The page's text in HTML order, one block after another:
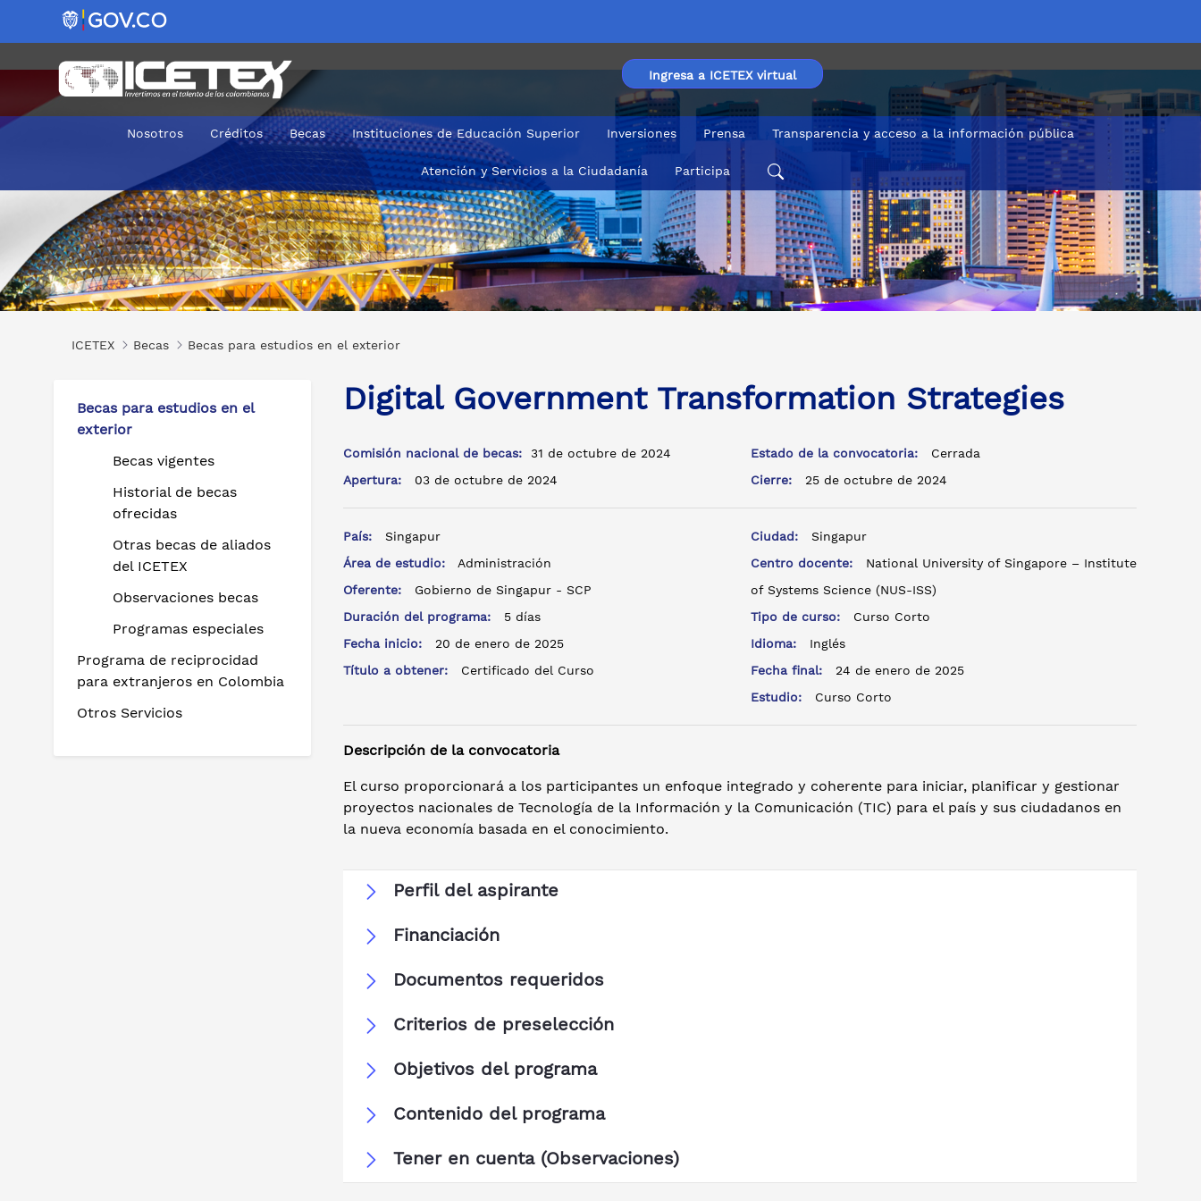
Ingresa a ICETEX virtual
Nosotros Créditos Becas Instituciones de Educación Superior Inversiones Prensa Transparencia y acceso a la información pública
Atención y Servicios a la Ciudadanía Participa
Digital Government Transformation Strategies
ICETEX Becas Becas para estudios en el exterior
Becas para estudios en el
exterior
Becas vigentes
Historial de becas
ofrecidas
Otras becas de aliados
del ICETEX
Observaciones becas
Programas especiales
Programa de reciprocidad
para extranjeros en Colombia
Otros Servicios
Digital Government Transformation Strategies
Comisión nacional de becas: 31 de octubre de 2024
Apertura:
03 de octubre de 2024
Estado de la convocatoria:
Cerrada
Cierre:
25 de octubre de 2024
País:
Singapur
Área de estudio:
Administración
Oferente:
Gobierno de Singapur - SCP
Duración del programa:
5 días
Fecha inicio:
20 de enero de 2025
Título a obtener:
Certificado del Curso
Ciudad:
Singapur
Centro docente:
National University of Singapore – Institute
of Systems Science (NUS-ISS)
Tipo de curso:
Curso Corto
Idioma:
Inglés
Fecha final:
24 de enero de 2025
Estudio:
Curso Corto
Descripción de la convocatoria
El curso proporcionará a los participantes un enfoque integrado y coherente para iniciar, planificar y gestionar
proyectos nacionales de Tecnología de la Información y la Comunicación (TIC) para el país y sus ciudadanos en
la nueva economía basada en el conocimiento.
Perfil del aspirante
Financiación
Documentos requeridos
Criterios de preselección
Objetivos del programa
Contenido del programa
Tener en cuenta (Observaciones)